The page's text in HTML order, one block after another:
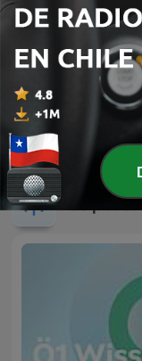
Diego Ruzzarin
Más